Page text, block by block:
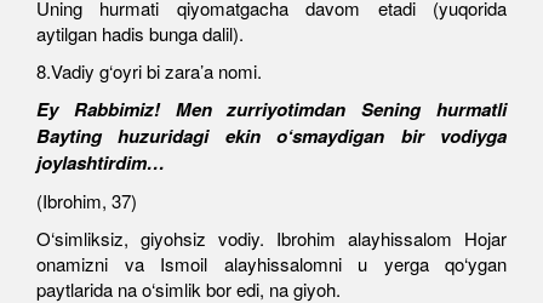
Uning hurmati qiyomatgacha davom etadi (yuqorida
aytilgan hadis bunga dalil).
8.Vadiy g‘oyri bi zara’a nomi.
Ey Rabbimiz! Men zurriyotimdan Sening hurmatli
Bayting huzuridagi ekin o‘smaydigan bir vodiyga
joylashtirdim…
(Ibrohim, 37)
O‘simliksiz, giyohsiz vodiy. Ibrohim alayhissalom Hojar
onamizni va Ismoil alayhissalomni u yerga qo‘ygan
paytlarida na o‘simlik bor edi, na giyoh.